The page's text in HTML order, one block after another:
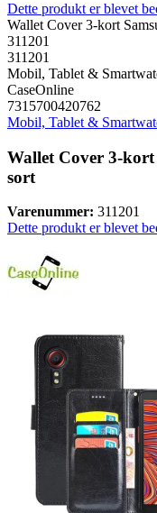
Dette produkt er blevet
Wallet Cover 3-kort
311201
311201
Mobil, Tablet &
CaseOnline
7315700420762
Mobil, Tablet &
Wallet Cover 3-
sort
Varenummer: 311201
Dette produkt er blevet